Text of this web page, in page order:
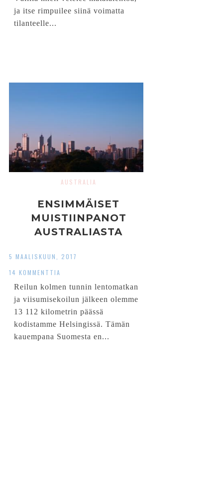
ja itse rimpuilee siinä voimatta
tilanteelle...
AUSTRALIA
ENSIMMÄISET
MUISTIINPANOT
AUSTRALIASTA
5 MAALISKUUN, 2017
14 KOMMENTTIA
Reilun kolmen tunnin lentomatkan
ja viisumisekoilun jälkeen olemme
13 112 kilometrin päässä
kodistamme Helsingissä. Tämän
kauempana Suomesta en...